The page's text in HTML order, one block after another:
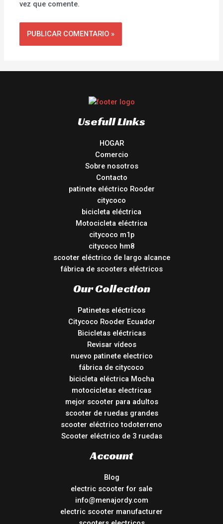
vez que comente.
Usefull Links
HOGAR
Comercio
Sobre nosotros
Contacto
patinete eléctrico Rooder
citycoco
bicicleta eléctrica
Motocicleta eléctrica
citycoco m1p
citycoco hm8
scooter eléctrico de largo alcance
fábrica de scooters eléctricos
Our Collection
Patinetes eléctricos
Citycoco Rooder Ecuador
Bicicletas eléctricas
Revisar vídeos
nuevo patinete electrico
fábrica de citycoco
bicicleta eléctrica Mocha
motocicletas electricas
mejor scooter para adultos
scooter de ruedas grandes
scooter eléctrico todoterreno
Scooter eléctrico de 3 ruedas
Account
Blog
electric scooter for sale
info@menajordy.com
electric scooter manufacturer